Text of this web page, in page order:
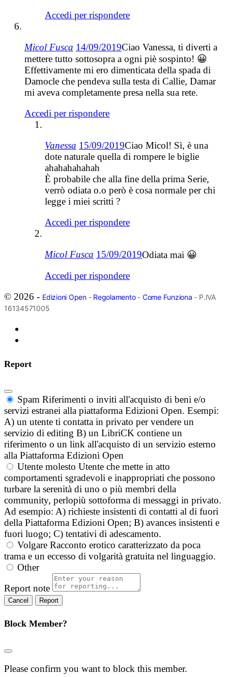
Accedi per rispondere
Micol Fusca 14/09/2019Ciao Vanessa, ti diverti a
mettere tutto sottosopra a ogni piè sospinto! 😀
Effettivamente mi ero dimenticata della spada di
Damocle che pendeva sulla testa di Callie, Damar
mi aveva completamente presa nella sua rete.
Accedi per rispondere
Vanessa 15/09/2019Ciao Micol! Sì, è una
dote naturale quella di rompere le biglie
ahahahahahah
È probabile che alla fine della prima Serie,
verrò odiata o.o però è cosa normale per chi
legge i miei scritti ?
Accedi per rispondere
Micol Fusca 15/09/2019Odiata mai 😀
Accedi per rispondere
© 2026 - Edizioni Open- Regolamento- Come Funziona - P.IVA
16134571005
Report
Spam Riferimenti o inviti all'acquisto di beni e/o
servizi estranei alla piattaforma Edizioni Open. Esempi:
A) un utente ti contatta in privato per vendere un
servizio di editing B) un LibriCK contiene un
riferimento o un link all'acquisto di un servizio esterno
alla Piattaforma Edizioni Open
Utente molesto Utente che mette in atto
comportamenti sgradevoli e inappropriati che possono
turbare la serenità di uno o più membri della
community, perlopiù sottoforma di messaggi in privato.
Ad esempio: A) richieste insistenti di contatti al di fuori
della Piattaforma Edizioni Open; B) avances insistenti e
fuori luogo; C) tentativi di adescamento.
Volgare Racconto erotico caratterizzato da poca
trama e un eccesso di volgarità gratuita nel linguaggio.
Other
Report note
Report
Block Member?
Please confirm you want to block this member.